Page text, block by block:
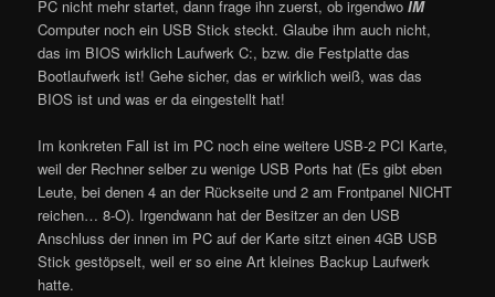
PC nicht mehr startet, dann frage ihn zuerst, ob irgendwoIM
Computer noch ein USB Stick steckt. Glaube ihm auch nicht,
das im BIOS wirklich Laufwerk C:, bzw. die Festplatte das
Bootlaufwerk ist! Gehe sicher, das er wirklich weiß, was das
BIOS ist und was er da eingestellt hat!
Im konkreten Fall ist im PC noch eine weitere USB-2 PCI Karte,
weil der Rechner selber zu wenige USB Ports hat (Es gibt eben
Leute, bei denen 4 an der Rückseite und 2 am Frontpanel NICHT
reichen… 8-O). Irgendwann hat der Besitzer an den USB
Anschluss der innen im PC auf der Karte sitzt einen 4GB USB
Stick gestöpselt, weil er so eine Art kleines Backup Laufwerk
hatte.